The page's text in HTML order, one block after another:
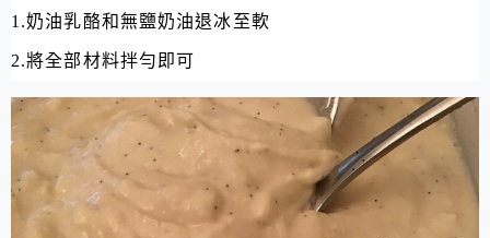
1.奶油乳酪和無鹽奶油退冰至軟
2.將全部材料拌勻即可